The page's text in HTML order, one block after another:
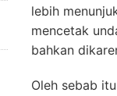
lebih
mencetak
bahkan
Oleh sebab